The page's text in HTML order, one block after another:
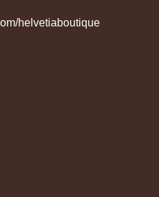
helvetiaboutique